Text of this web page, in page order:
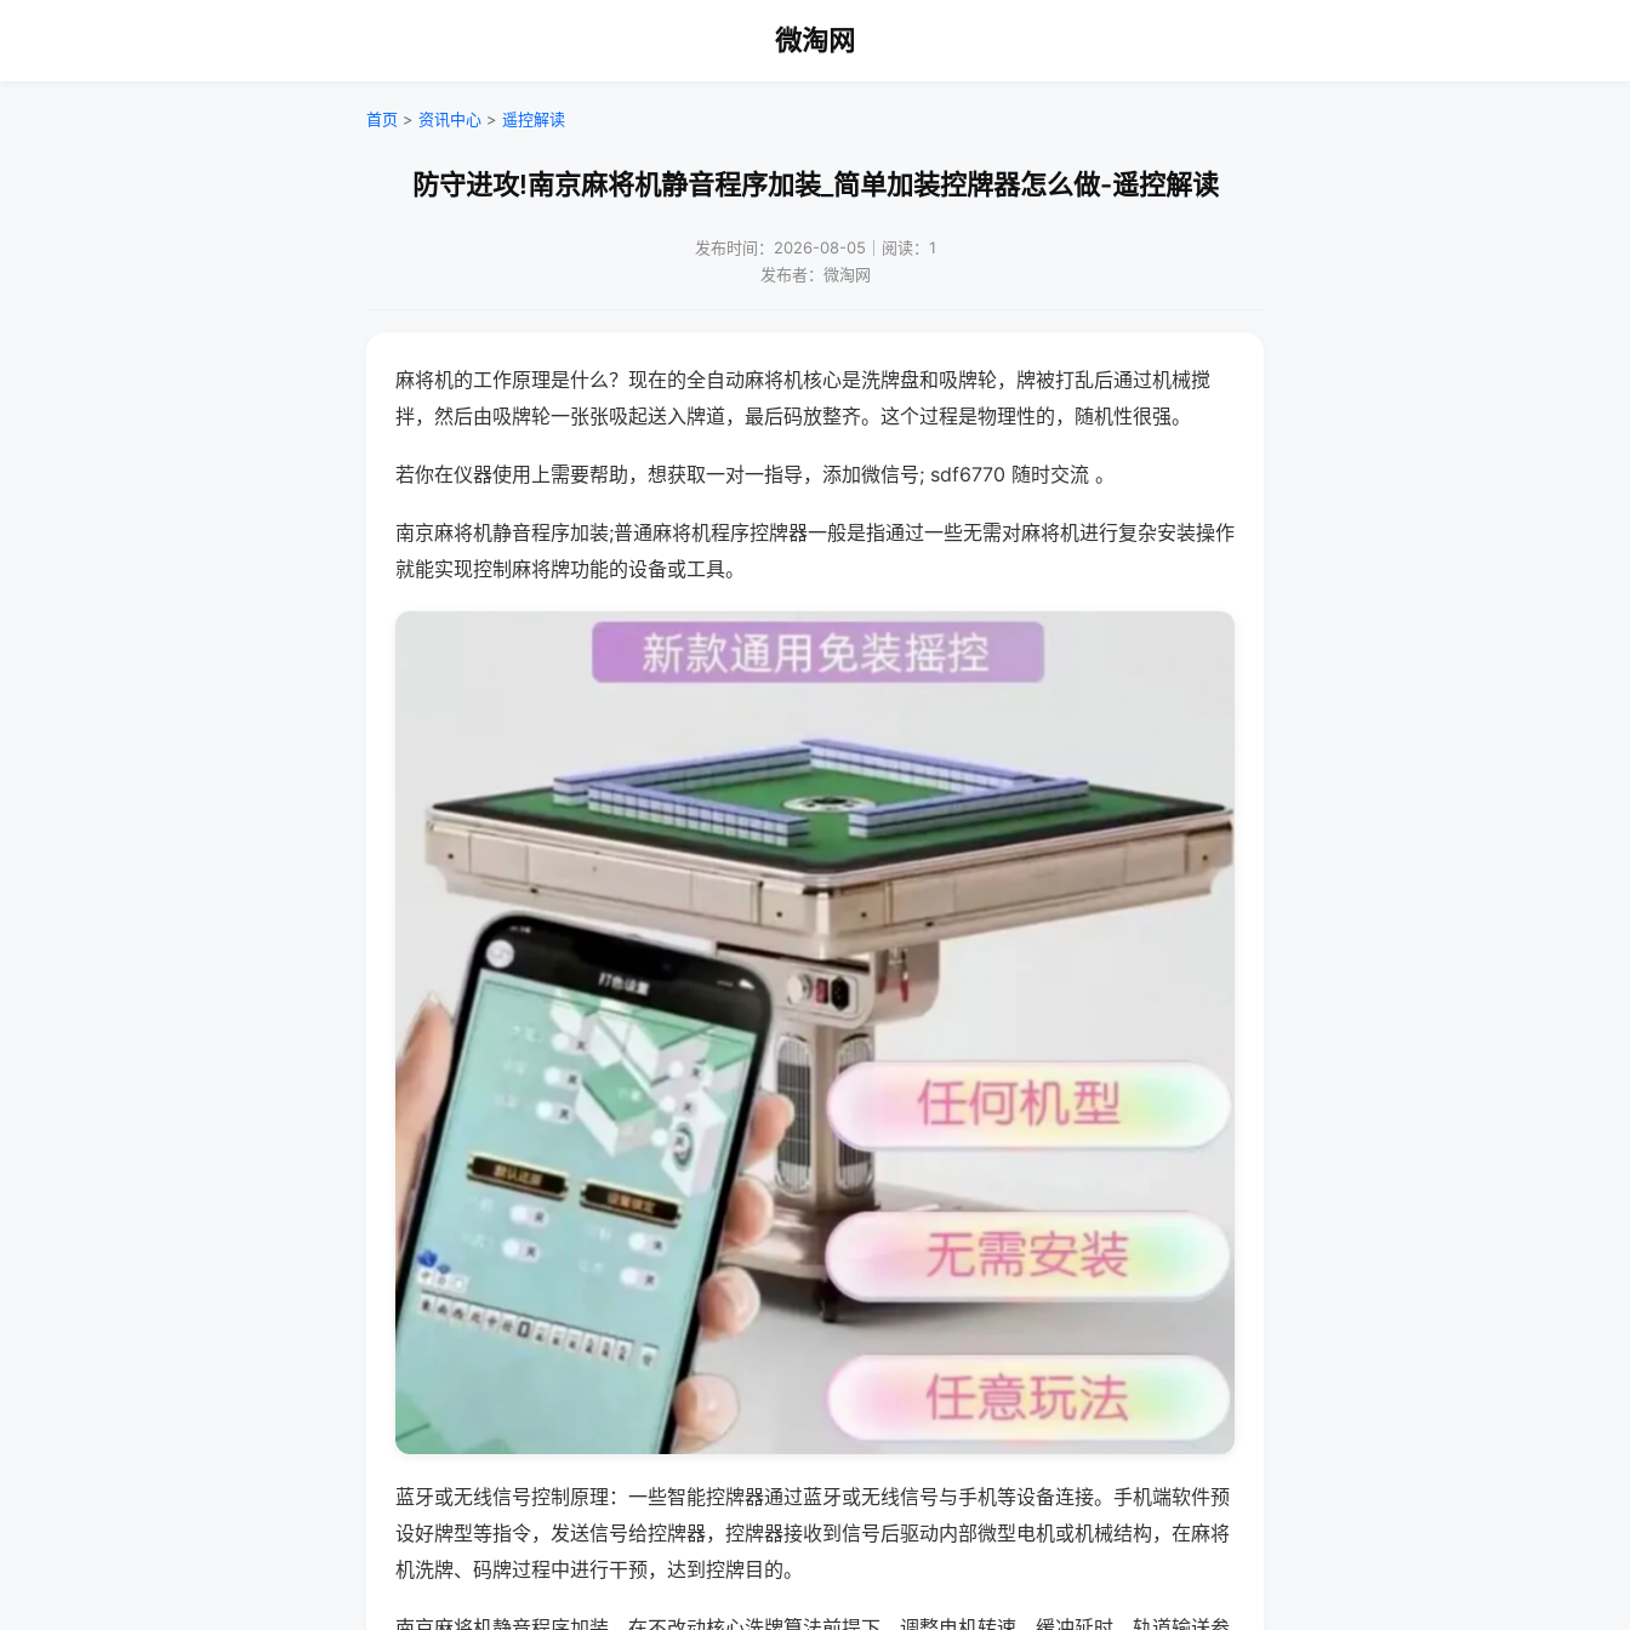
微淘网
首页 > 资讯中心 > 遥控解读
防守进攻!南京麻将机静音程序加装_简单加装控牌器怎么做-遥控解读
发布时间：2026-08-05｜阅读：1
发布者：微淘网
麻将机的工作原理是什么？现在的全自动麻将机核心是洗牌盘和吸牌轮，牌被打乱后通过机械搅
拌，然后由吸牌轮一张张吸起送入牌道，最后码放整齐。这个过程是物理性的，随机性很强。
若你在仪器使用上需要帮助，想获取一对一指导，添加微信号; sdf6770 随时交流 。
南京麻将机静音程序加装;普通麻将机程序控牌器一般是指通过一些无需对麻将机进行复杂安装操作
就能实现控制麻将牌功能的设备或工具。
蓝牙或无线信号控制原理：一些智能控牌器通过蓝牙或无线信号与手机等设备连接。手机端软件预
设好牌型等指令，发送信号给控牌器，控牌器接收到信号后驱动内部微型电机或机械结构，在麻将
机洗牌、码牌过程中进行干预，达到控牌目的。